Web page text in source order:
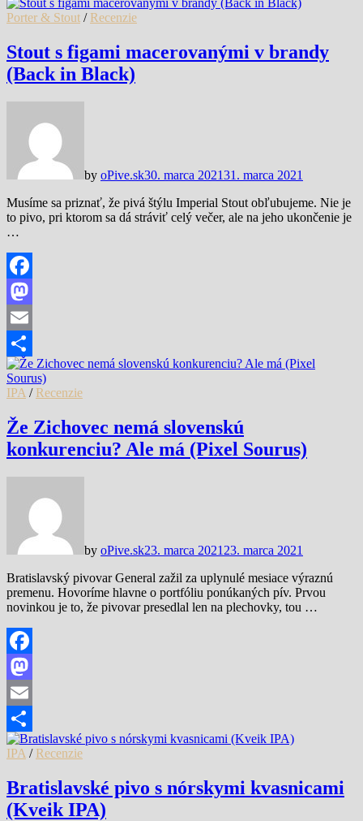
Share
Porter & Stout / Recenzie
Stout s figami macerovanými v brandy
(Back in Black)
by oPive.sk30. marca 202131. marca 2021
Musíme sa priznať, že pivá štýlu Imperial Stout obľubujeme. Nie je
to pivo, pri ktorom sa dá stráviť celý večer, ale na jeho ukončenie je
…
Facebook
Mastodon
Email
Share
IPA / Recenzie
Že Zichovec nemá slovenskú
konkurenciu? Ale má (Pixel Sourus)
by oPive.sk23. marca 2021 23. marca 2021
Bratislavský pivovar General zažil za uplynulé mesiace výraznú
premenu. Hovoríme hlavne o portfóliu ponúkaných pív. Prvou
novinkou je to, že pivovar presedlal len na plechovky, tou …
Facebook
Mastodon
Email
Share
IPA / Recenzie
Bratislavské pivo s nórskymi kvasnicami
(Kveik IPA)